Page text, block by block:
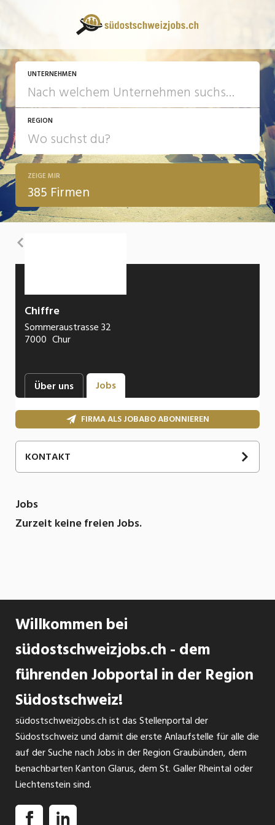
UNTERNEHMEN
REGION
ZEIGE MIR
385 Firmen
Chiffre
Sommeraustrasse 32
7000 Chur
Über uns Jobs
FIRMA ALS JOBABO ABONNIEREN
KONTAKT
Jobs
Zurzeit keine freien Jobs.
Willkommen bei
südostschweizjobs.ch - dem
führenden Jobportal in der Region
Südostschweiz!
südostschweizjobs.ch ist das Stellenportal der
Südostschweiz und damit die erste Anlaufstelle für alle die
auf der Suche nach Jobs in der Region Graubünden, dem
benachbarten Kanton Glarus, dem St. Galler Rheintal oder
Liechtenstein sind.